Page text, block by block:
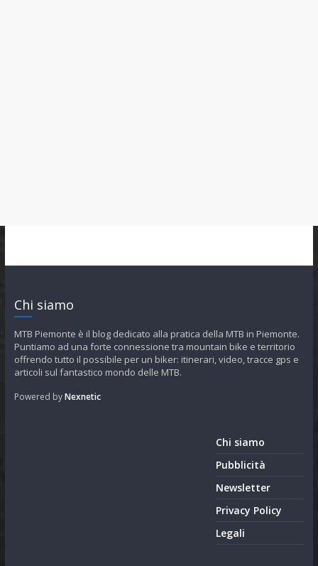
Chi siamo
MTB Piemonte è il blog dedicato alla pratica della MTB in Piemonte.
Puntiamo ad una forte connessione tra mountain bike e territorio
offrendo tutto il possibile per un biker: itinerari, video, tracce gps e
articoli sul fantastico mondo delle MTB.
Powered byNexnetic
Chi siamo
Pubblicità
Newsletter
Privacy Policy
Legali